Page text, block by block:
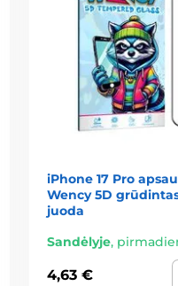
iPhone 17 Pro
Wency 5D
juoda
Sandėlyje,
4,63 €